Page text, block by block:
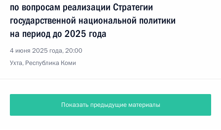
по вопросам реализации Стратегии
государственной национальной политики
на период до 2025 года
4 июня 2025 года, 20:00
Ухта, Республика Коми
Показать предыдущие материалы